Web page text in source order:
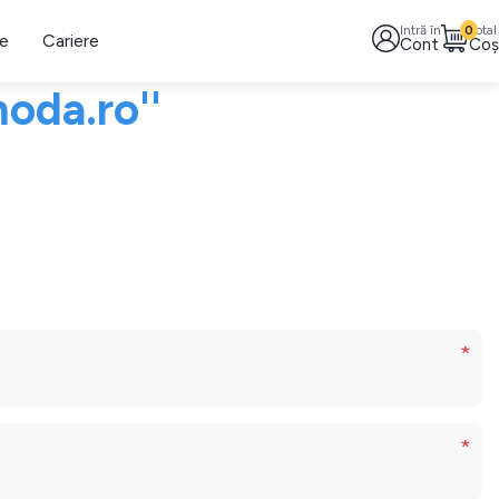
Cariere Intră în
Cont
Total
Coș
0
*
*